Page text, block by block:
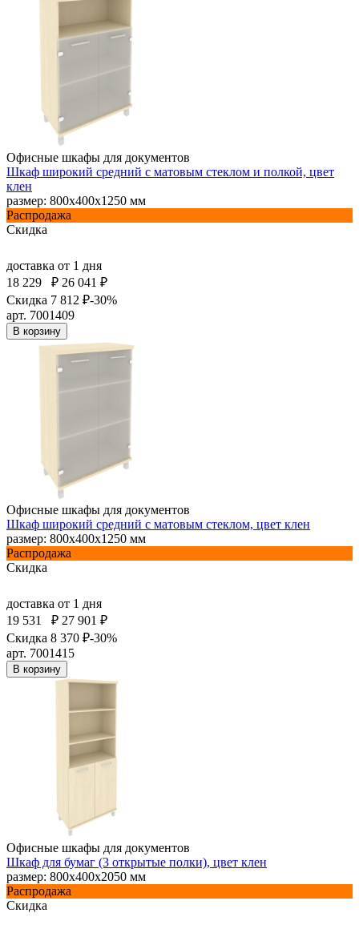
Офисные шкафы для документов
Шкаф широкий средний с матовым стеклом и полкой, цвет
клен
размер: 800х400х1250 мм
Распродажа
Скидка
доставка от 1 дня
18 229
₽ 26 041 ₽
Скидка 7 812 ₽-30%
арт. 7001409
В корзину
Офисные шкафы для документов
Шкаф широкий средний с матовым стеклом, цвет клен
размер: 800х400х1250 мм
Распродажа
Скидка
доставка от 1 дня
19 531
₽ 27 901 ₽
Скидка 8 370 ₽-30%
арт. 7001415
В корзину
Офисные шкафы для документов
Шкаф для бумаг (3 открытые полки), цвет клен
размер: 800х400х2050 мм
Распродажа
Скидка